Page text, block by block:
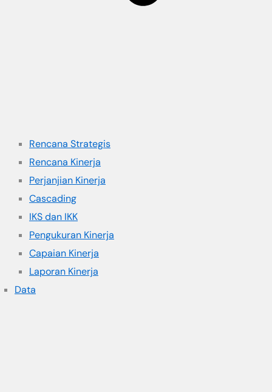
Rencana Strategis
Rencana Kinerja
Perjanjian Kinerja
Cascading
IKS dan IKK
Pengukuran Kinerja
Capaian Kinerja
Laporan Kinerja
Data